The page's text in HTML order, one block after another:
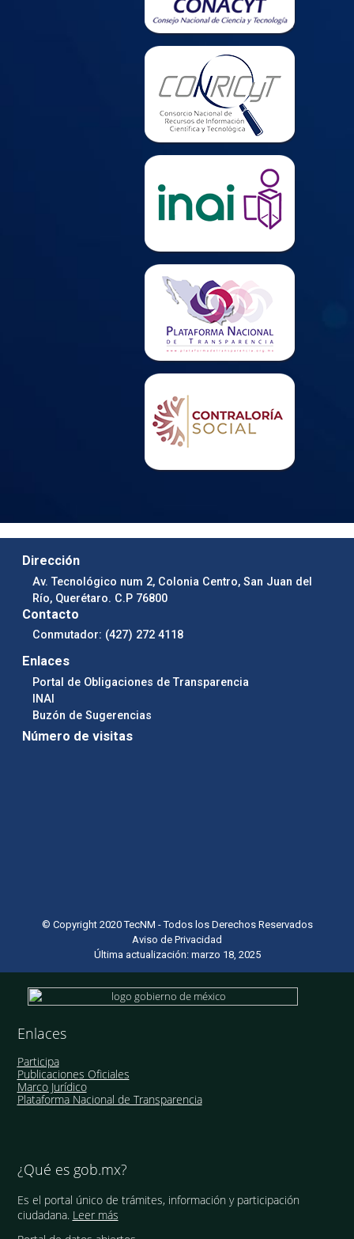
Dirección
Av. Tecnológico num 2, Colonia Centro, San Juan del
Río, Querétaro. C.P 76800
Contacto
Conmutador: (427) 272 4118
Enlaces
Portal de Obligaciones de Transparencia
INAI
Buzón de Sugerencias
Número de visitas
© Copyright 2020 TecNM - Todos los Derechos Reservados
Aviso de Privacidad
Última actualización: marzo 18, 2025
Enlaces
Participa
Publicaciones Oficiales
Marco Jurídico
Plataforma Nacional de Transparencia
¿Qué es gob.mx?
Es el portal único de trámites, información y participación
ciudadana. Leer más